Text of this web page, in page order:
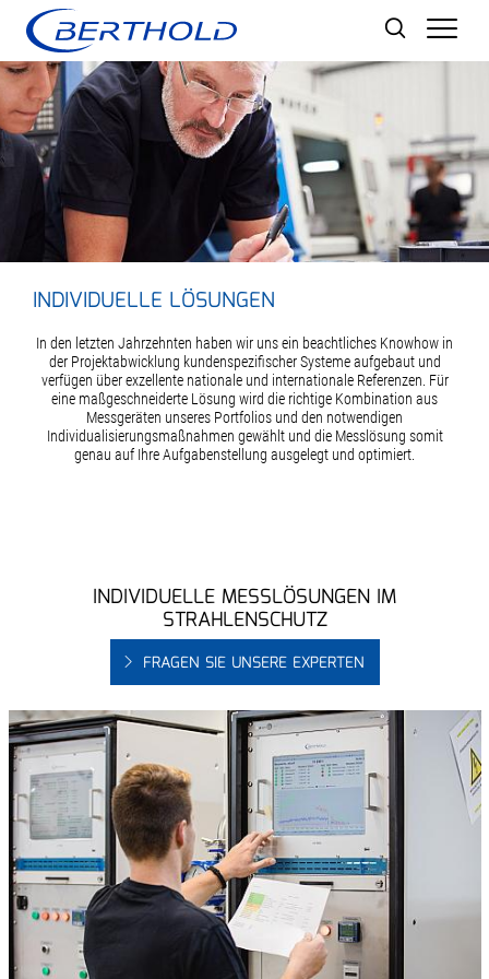
INDIVIDUELLE LÖSUNGEN
In den letzten Jahrzehnten haben wir uns ein beachtliches Knowhow in
der Projektabwicklung kundenspezifischer Systeme aufgebaut und
verfügen über exzellente nationale und internationale Referenzen. Für
eine maßgeschneiderte Lösung wird die richtige Kombination aus
Messgeräten unseres Portfolios und den notwendigen
Individualisierungsmaßnahmen gewählt und die Messlösung somit
genau auf Ihre Aufgabenstellung ausgelegt und optimiert.
INDIVIDUELLE MESSLÖSUNGEN IM
STRAHLENSCHUTZ
FRAGEN SIE UNSERE EXPERTEN